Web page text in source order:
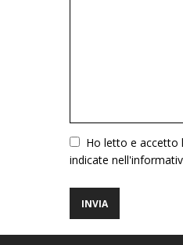
VuotoHo letto e accetto
indicate